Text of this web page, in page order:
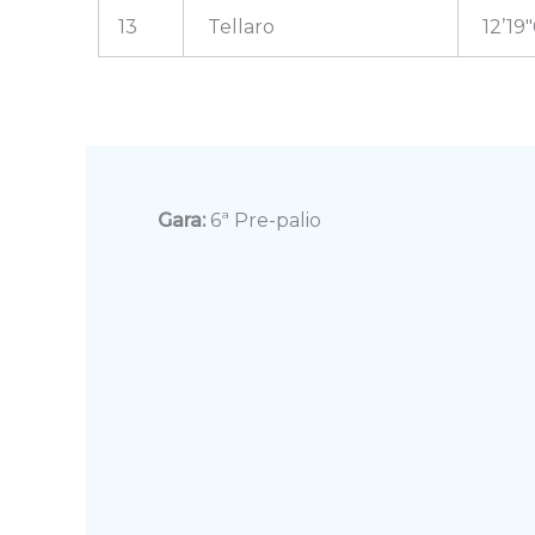
13 Tellaro
Gara: 6ª Pre-palio